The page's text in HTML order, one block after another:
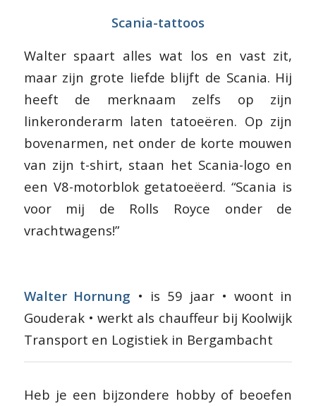
Scania-tattoos
Walter spaart alles wat los en vast zit,
maar zijn grote liefde blijft de Scania. Hij
heeft de merknaam zelfs op zijn
linkeronderarm laten tatoeëren. Op zijn
bovenarmen, net onder de korte mouwen
van zijn t-shirt, staan het Scania-logo en
een V8-motorblok getatoeëerd. “Scania is
voor mij de Rolls Royce onder de
vrachtwagens!”
Walter Hornung • is 59 jaar • woont in
Gouderak • werkt als chauffeur bij Koolwijk
Transport en Logistiek in Bergambacht
Heb je een bijzondere hobby of beoefen